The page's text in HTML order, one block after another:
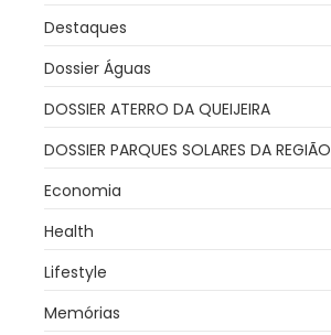
Destaques
Dossier Águas
DOSSIER ATERRO DA QUEIJEIRA
DOSSIER PARQUES SOLARES DA REGIÃO
Economia
Health
Lifestyle
Memórias